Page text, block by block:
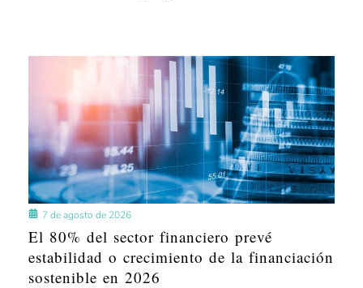
7 de agosto de 2026
El 80% del sector financiero prevé
estabilidad o crecimiento de la financiación
sostenible en 2026